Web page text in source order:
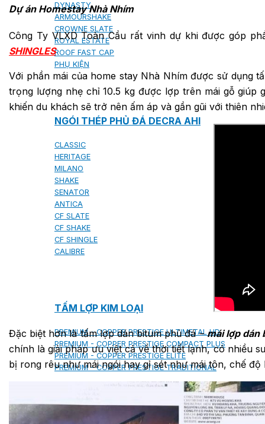
DYNASTY
ARMOURSHAKE
CROWNE SLATE
ROYAL ESTATE
ROOF FAST CAP
PHỤ KIỆN
NGÓI THÉP PHỦ ĐÁ DECRA AHI
CLASSIC
HERITAGE
MILANO
SHAKE
SENATOR
ANTICA
CF SLATE
CF SHAKE
CF SHINGLE
CALIBRE
TẤM LỢP KIM LOẠI
PREMIUM - COPPER PRESTIGE ULTIMETAL HD
PREMIUM - COPPER PRESTIGE COMPACT PLUS
PREMIUM - COPPER PRESTIGE ELITE
PREMIUM - COPPER PRESTIGE TRADITIONAL
TẤM ỐP TRẦN INFRATOP
Dự án Homestay Nhà Nhím
Công Ty VLXD Toàn Cầu rất vinh dự khi được góp
SHINGLES
Với phần mái của home stay Nhà Nhím được sử dụng
trọng lượng nhẹ chỉ 10.5 kg được lợp trên mái gỗ giúp
khiến du khách sẽ trở nên ấm áp và gần gũi với thiên
Đặc biệt hơn là tấm lợp dán bitum phủ đá –mái lợp dán
chính là giải pháp ưu việt cả về thời tiết lạnh, có nhiều
bị rong rêu như mái ngói hay gỉ sét như mái tôn, chế